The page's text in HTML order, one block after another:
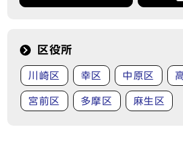
区役所
川崎区 幸区 中原区
宮前区 多摩区 麻生区